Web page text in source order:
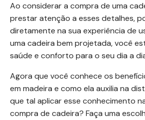
Ao considerar a compra de uma
prestar atenção a esses detalhes,
diretamente na sua experiência de
uma cadeira bem projetada, você
saúde e conforto para o seu dia a
Agora que você conhece os
em madeira e como ela auxilia na
que tal aplicar esse conhecimento
compra de cadeira? Faça uma